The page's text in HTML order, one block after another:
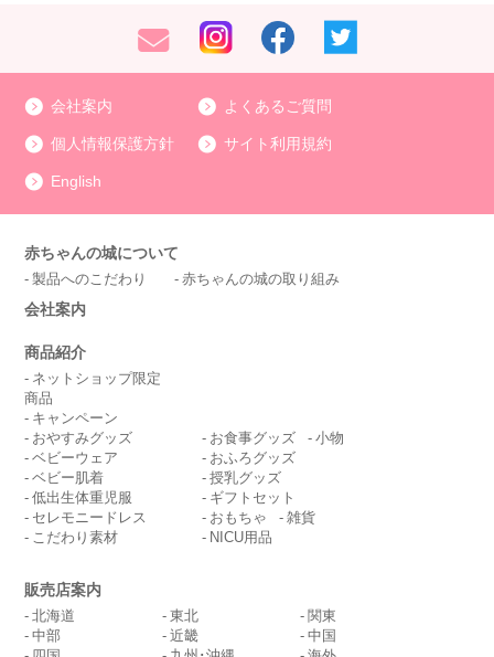
会社案内 よくあるご質問
個人情報保護方針 サイト利用規約
English
赤ちゃんの城について
製品へのこだわり 赤ちゃんの城の取り組み
会社案内
商品紹介
ネットショップ限定
商品
キャンペーン
おやすみグッズ
ベビーウェア
ベビー肌着
低出生体重児服
セレモニードレス
こだわり素材
お食事グッズ
小物
おふろグッズ
授乳グッズ
ギフトセット
おもちゃ
雑貨
NICU用品
販売店案内
北海道 東北
関東
中部
近畿
中国